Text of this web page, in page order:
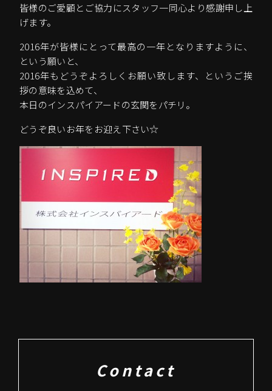
皆様のご愛顧とご協力にスタッフ一同心より感謝申し上
げます。
2016年が皆様にとって最高の一年となりますように、
という願いと、
2016年もどうぞよろしくお願い致します、というご挨
拶の意味を込めて、
本日のインスパイアードの玄関をパチリ。
どうぞ良いお年をお迎え下さい☆
Contact